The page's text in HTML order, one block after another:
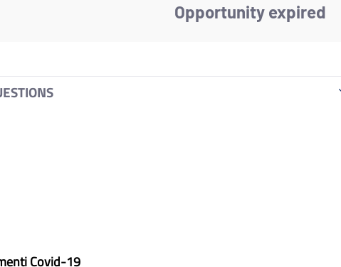
Opportunity expired
Covid-19